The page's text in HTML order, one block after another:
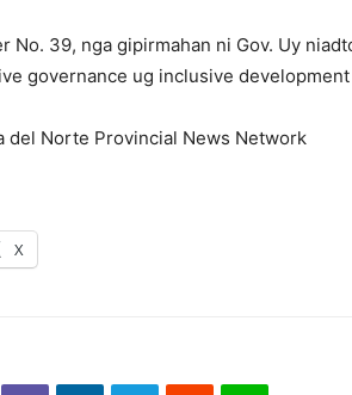
No. 39, nga gipirmahan ni Gov. Uy
governance ug inclusive development
del Norte Provincial News Network
X